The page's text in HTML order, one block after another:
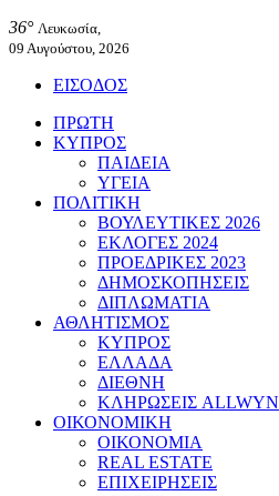
36° Λευκωσία,
09 Αυγούστου, 2026
ΕΙΣΟΔΟΣ
ΠΡΩΤΗ
ΚΥΠΡΟΣ
ΠΑΙΔΕΙΑ
ΥΓΕΙΑ
ΠΟΛΙΤΙΚΗ
ΒΟΥΛΕΥΤΙΚΕΣ 2026
ΕΚΛΟΓΕΣ 2024
ΠΡΟΕΔΡΙΚΕΣ 2023
ΔΗΜΟΣΚΟΠΗΣΕΙΣ
ΔΙΠΛΩΜΑΤΙΑ
ΑΘΛΗΤΙΣΜΟΣ
ΚΥΠΡΟΣ
ΕΛΛΑΔΑ
ΔΙΕΘΝΗ
ΚΛΗΡΩΣΕΙΣ ALLWYN
ΟΙΚΟΝΟΜΙΚΗ
ΟΙΚΟΝΟΜΙΑ
REAL ESTATE
ΕΠΙΧΕΙΡΗΣΕΙΣ